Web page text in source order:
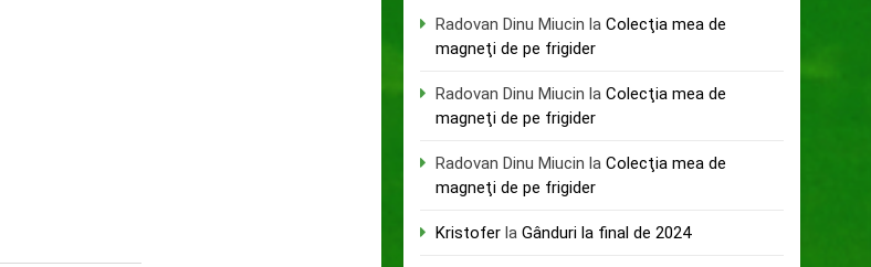
Radovan Dinu Miucin laColecţia mea de
magneţi de pe frigider
Radovan Dinu Miucin laColecţia mea de
magneţi de pe frigider
Radovan Dinu Miucin laColecţia mea de
magneţi de pe frigider
Kristofer laGânduri la final de 2024